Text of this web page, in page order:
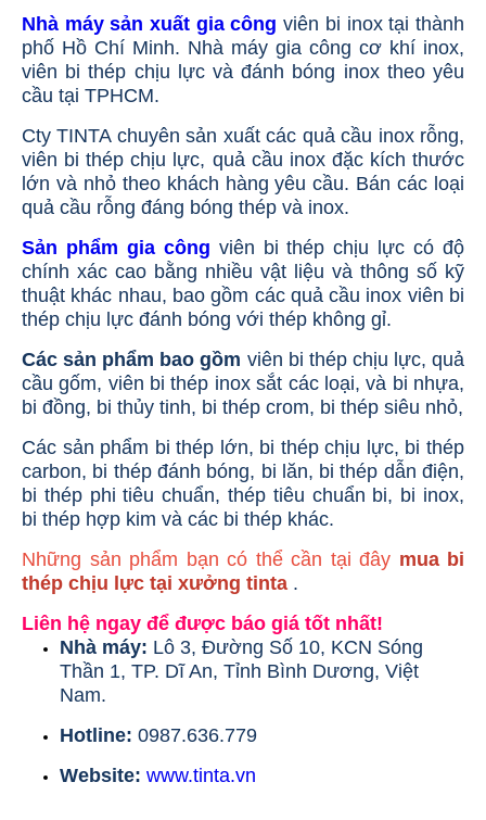
Nhà máy sản xuất gia công viên bi inox tại thành
phố Hồ Chí Minh. Nhà máy gia công cơ khí inox,
viên bi thép chịu lực và đánh bóng inox theo yêu
cầu tại TPHCM.
Cty TINTA chuyên sản xuất các quả cầu inox rỗng,
viên bi thép chịu lực, quả cầu inox đặc kích thước
lớn và nhỏ theo khách hàng yêu cầu. Bán các loại
quả cầu rỗng đáng bóng thép và inox.
Sản phẩm gia công viên bi thép chịu lực có độ
chính xác cao bằng nhiều vật liệu và thông số kỹ
thuật khác nhau, bao gồm các quả cầu inox viên bi
thép chịu lực đánh bóng với thép không gỉ.
Các sản phẩm bao gồm viên bi thép chịu lực, quả
cầu gốm, viên bi thép inox sắt các loại, và bi nhựa,
bi đồng, bi thủy tinh, bi thép crom, bi thép siêu nhỏ,
Các sản phẩm bi thép lớn, bi thép chịu lực, bi thép
carbon, bi thép đánh bóng, bi lăn, bi thép dẫn điện,
bi thép phi tiêu chuẩn, thép tiêu chuẩn bi, bi inox,
bi thép hợp kim và các bi thép khác.
Những sản phẩm bạn có thể cần tại đây mua bi
thép chịu lực tại xưởng tinta .
Liên hệ ngay để được báo giá tốt nhất!
Nhà máy: Lô 3, Đường Số 10, KCN Sóng
Thần 1, TP. Dĩ An, Tỉnh Bình Dương, Việt
Nam.
Hotline: 0987.636.779
Website: www.tinta.vn